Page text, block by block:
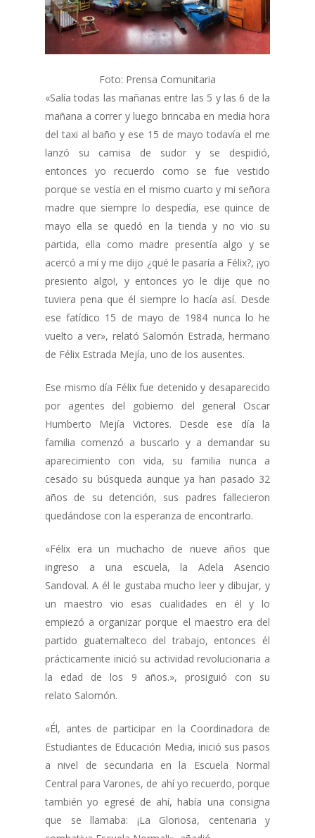
Foto: Prensa Comunitaria
«Salía todas las mañanas entre las 5 y las 6 de la
mañana a correr y luego brincaba en media hora
del taxi al baño y ese 15 de mayo todavía el me
lanzó su camisa de sudor y se despidió,
entonces yo recuerdo como se fue vestido
porque se vestía en el mismo cuarto y mi señora
madre que siempre lo despedía, ese quince de
mayo ella se quedó en la tienda y no vio su
partida, ella como madre presentía algo y se
acercó a mí y me dijo ¿qué le pasaría a Félix?, ¡yo
presiento algo!, y entonces yo le dije que no
tuviera pena que él siempre lo hacía así. Desde
ese fatídico 15 de mayo de 1984 nunca lo he
vuelto a ver», relató Salomón Estrada, hermano
de Félix Estrada Mejía, uno de los ausentes.
Ese mismo día Félix fue detenido y desaparecido
por agentes del gobierno del general Oscar
Humberto Mejía Victores. Desde ese día la
familia comenzó a buscarlo y a demandar su
aparecimiento con vida, su familia nunca a
cesado su búsqueda aunque ya han pasado 32
años de su detención, sus padres fallecieron
quedándose con la esperanza de encontrarlo.
«Félix era un muchacho de nueve años que
ingreso a una escuela, la Adela Asencio
Sandoval. A él le gustaba mucho leer y dibujar, y
un maestro vio esas cualidades en él y lo
empiezó a organizar porque el maestro era del
partido guatemalteco del trabajo, entonces él
prácticamente inició su actividad revolucionaria a
la edad de los 9 años.», prosiguió con su
relato Salomón.
«Él, antes de participar en la Coordinadora de
Estudiantes de Educación Media, inició sus pasos
a nivel de secundaria en la Escuela Normal
Central para Varones, de ahí yo recuerdo, porque
también yo egresé de ahí, había una consigna
que se llamaba: ¡La Gloriosa, centenaria y